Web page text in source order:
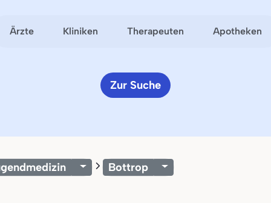
Ärzte Kliniken Therapeuten Apotheken
Zur Suche
Bottrop